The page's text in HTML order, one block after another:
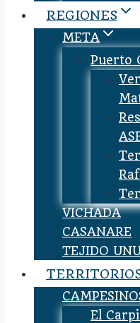
REGIONES
META
Puerto
VICHADA
CASANARE
TEJIDO
El